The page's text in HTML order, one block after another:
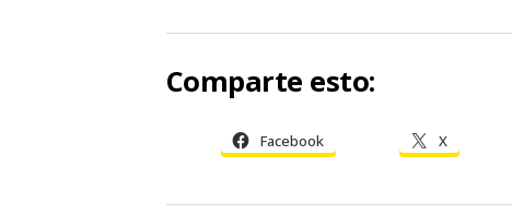
Comparte esto:
Facebook X